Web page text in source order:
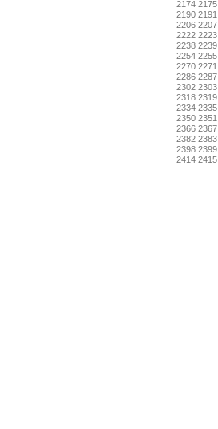
2174 2175
2190 2191
2206 2207
2222 2223
2238 2239
2254 2255
2270 2271
2286 2287
2302 2303
2318 2319
2334 2335
2350 2351
2366 2367
2382 2383
2398 2399
2414 2415